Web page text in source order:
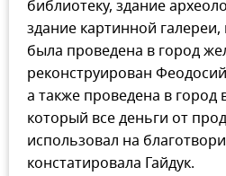
библиотеку, здание
здание картинной галереи,
была проведена в город
реконструирован
а также проведена в город
который все деньги от
использовал на
констатировала Гайдук.